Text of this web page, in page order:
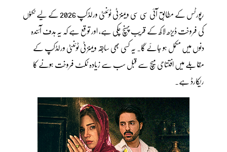
رپورٹس کے مطابق آئی سی سی ویمنز ٹی ٹوئنٹی ورلڈکپ 2026 کے لیے ٹکٹوں
کی فروخت ڈیڑھ لاکھ کے قریب پہنچ چکی ہے، اور توقع ہے کہ یہ ہدف آئندہ
دنوں میں مکمل ہو جائے گا۔ یہ کسی بھی سابقہ ویمنز ٹی ٹوئنٹی ورلڈکپ کے
مقابلے میں افتتاحی میچ سے قبل سب سے زیادہ ٹکٹ فروخت ہونے کا
ریکارڈ ہے۔